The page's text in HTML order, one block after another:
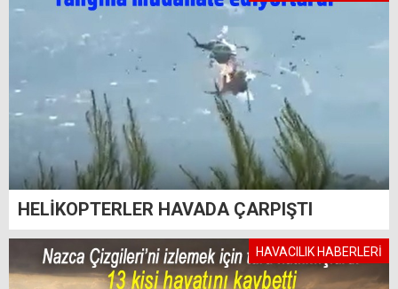
HELİKOPTERLER HAVADA ÇARPIŞTI
HAVACILIK HABERLERİ